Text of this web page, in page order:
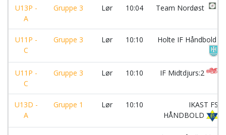
U13P -
A
Gruppe 3 Lør 10:04 Team Nordøst
U11P -
C
Gruppe 3 Lør 10:10 Holte IF Håndbold
U11P -
C
Gruppe 3 Lør 10:10 IF Midtdjurs:2
U13D -
A
Gruppe 1 Lør 10:10
IKAST FS
HÅNDBOLD